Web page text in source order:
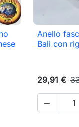
al carrello
Anello
Bali con
29,91 €
